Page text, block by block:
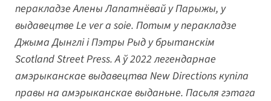
перакладзе Алены Лапатнёвай у Парыжы, у
выдавецтве Le ver a soie. Потым у перакладзе
Джыма Дынглі і Пэтры Рыд у брытанскім
Scotland Street Press. А ў 2022 легендарнае
амэрыканскае выдавецтва New Directions купіла
правы на амэрыканскае выданьне. Пасьля гэтага